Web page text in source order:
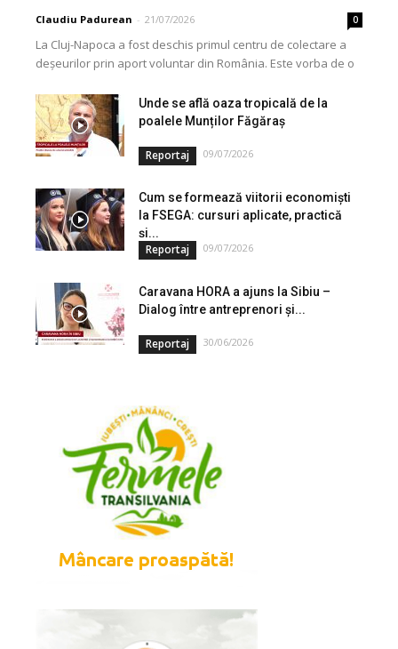
Claudiu Padurean - 21/07/2026 0
La Cluj-Napoca a fost deschis primul centru de colectare a
deșeurilor prin aport voluntar din România. Este vorba de o
Unde se află oaza tropicală de la
poalele Munților Făgăraș
Reportaj 09/07/2026
Cum se formează viitorii economiști
la FSEGA: cursuri aplicate, practică
și...
Reportaj 09/07/2026
Caravana HORA a ajuns la Sibiu –
Dialog între antreprenori și...
Reportaj 30/06/2026